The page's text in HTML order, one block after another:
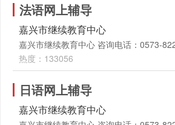
法语网上辅导
嘉兴市继续教育中心
嘉兴市继续教育中心 咨询电话：0573-
热度：133056
日语网上辅导
嘉兴市继续教育中心